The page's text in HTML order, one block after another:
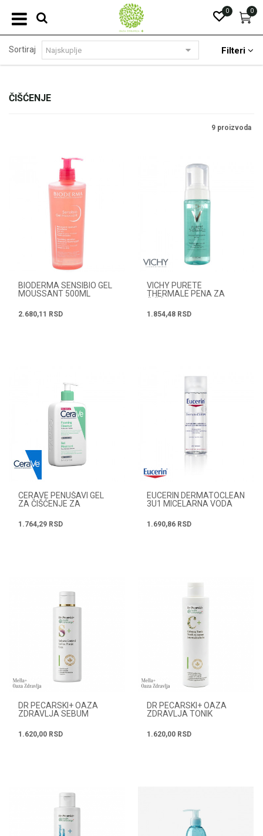
0
0
ČIŠĆENJE
Sortiraj Filteri
9 proizvoda
BIODERMA SENSIBIO GEL
MOUSSANT 500ML
2.680,11 RSD
VICHY PURETÉ
THERMALE PENA ZA
KOŽE 150 ML
1.854,48 RSD
CERAVE PENUŠAVI GEL
ZA ČIŠĆENJE ZA
KOŽU 473ML
1.764,29 RSD
EUCERIN DERMATOCLEAN
3U1 MICELARNA VODA
1.690,86 RSD
DR PECARSKI+ OAZA
ZDRAVLJA SEBUM
PRANJE LICA 200ML
1.620,00 RSD
DR PECARSKI+ OAZA
ZDRAVLJA TONIK
NORMALNU KOŽU 200ML
1.620,00 RSD